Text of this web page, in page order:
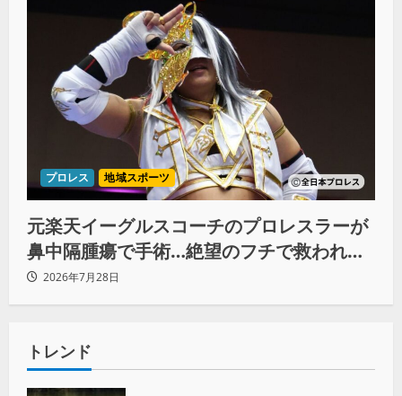
プロレス 地域スポーツ
元楽天イーグルスコーチのプロレスラーが
鼻中隔腫瘍で手術…絶望のフチで救われた
リーダーの言葉
2026年7月28日
トレンド